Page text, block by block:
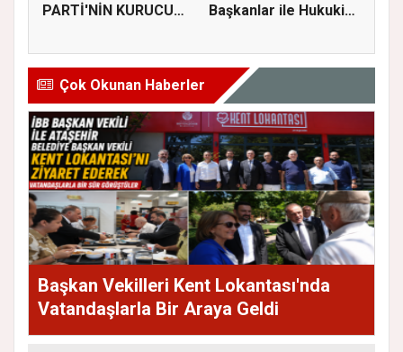
PARTİ'NİN KURUCU
Başkanlar ile Hukuki
Çok Okunan Haberler
Başkan Vekilleri Kent Lokantası'nda
Vatandaşlarla Bir Araya Geldi